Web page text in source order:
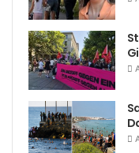
2011 Uluslararası
buraya tıklayarak
Etiketler Kimya